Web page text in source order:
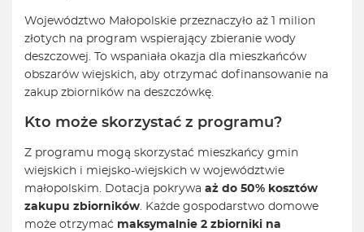
Województwo Małopolskie przeznaczyło aż 1 milion
złotych na program wspierający zbieranie wody
deszczowej. To wspaniała okazja dla mieszkańców
obszarów wiejskich, aby otrzymać dofinansowanie na
zakup zbiorników na deszczówkę.
Kto może skorzystać z programu?
Z programu mogą skorzystać mieszkańcy gmin
wiejskich i miejsko-wiejskich w województwie
małopolskim. Dotacja pokrywa aż do 50% kosztów
zakupu zbiorników. Każde gospodarstwo domowe
może otrzymać maksymalnie 2 zbiorniki na